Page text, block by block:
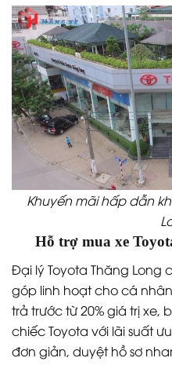
Khuyến mãi hấp dẫn
Hỗ trợ mua xe
Đại lý Toyota Thăng
góp linh hoạt cho cá
trả trước từ 20% giá trị xe,
chiếc Toyota với lãi suất
đơn giản, duyệt hồ sơ